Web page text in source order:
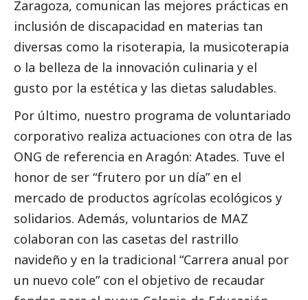
Zaragoza, comunican las mejores prácticas en
inclusión de discapacidad en materias tan
diversas como la risoterapia, la musicoterapia
o la belleza de la innovación culinaria y el
gusto por la estética y las dietas saludables.
Por último, nuestro programa de voluntariado
corporativo realiza actuaciones con otra de las
ONG de referencia en Aragón: Atades. Tuve el
honor de ser “frutero por un día” en el
mercado de productos agrícolas ecológicos y
solidarios. Además, voluntarios de MAZ
colaboran con las casetas del rastrillo
navideño y en la tradicional “Carrera anual por
un nuevo cole” con el objetivo de recaudar